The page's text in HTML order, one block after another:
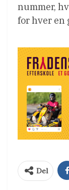
nummer,
for hver en
Del